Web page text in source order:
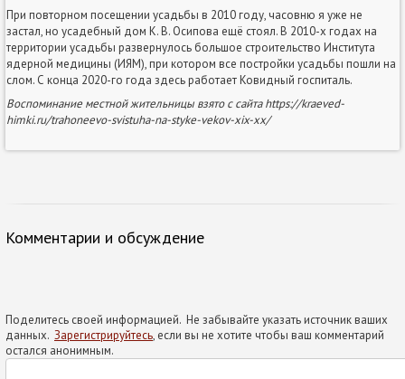
При повторном посещении усадьбы в 2010 году, часовню я уже не
застал, но усадебный дом К. В. Осипова ещё стоял. В 2010-х годах на
территории усадьбы развернулось большое строительство Института
ядерной медицины (ИЯМ), при котором все постройки усадьбы пошли на
слом. С конца 2020-го года здесь работает Ковидный госпиталь.
Воспоминание местной жительницы взято с сайта https://kraeved-
himki.ru/trahoneevo-svistuha-na-styke-vekov-xix-xx/
Комментарии и обсуждение
Поделитесь своей информацией. Не забывайте указать источник ваших
данных. Зарегистрируйтесь, если вы не хотите чтобы ваш комментарий
остался анонимным.